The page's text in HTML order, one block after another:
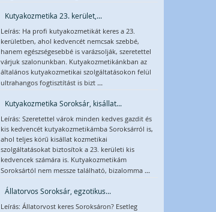
Kutyakozmetika 23. kerület,...
Leírás: Ha profi kutyakozmetikát keres a 23.
kerületben, ahol kedvencét nemcsak szebbé,
hanem egészségesebbé is varázsolják, szeretettel
várjuk szalonunkban. Kutyakozmetikánkban az
általános kutyakozmetikai szolgáltatásokon felül
ultrahangos fogtisztítást is bizt ...
Kutyakozmetika Soroksár, kisállat...
Leírás: Szeretettel várok minden kedves gazdit és
kis kedvencét kutyakozmetikámba Soroksárról is,
ahol teljes körű kisállat kozmetikai
szolgáltatásokat biztosítok a 23. kerületi kis
kedvencek számára is. Kutyakozmetikám
Soroksártól nem messze található, bizalomma ...
Állatorvos Soroksár, egzotikus...
Leírás: Állatorvost keres Soroksáron? Esetleg